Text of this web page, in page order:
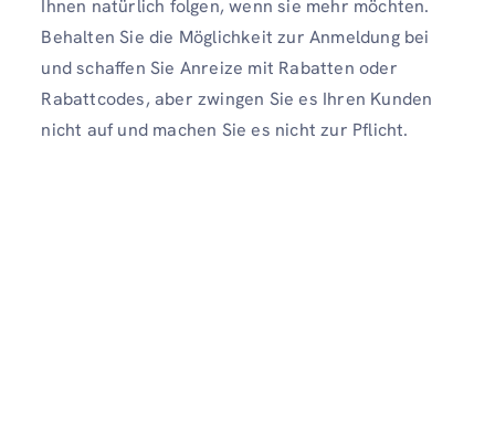
Ihnen natürlich folgen, wenn sie mehr möchten.
Behalten Sie die Möglichkeit zur Anmeldung bei
und schaffen Sie Anreize mit Rabatten oder
Rabattcodes, aber zwingen Sie es Ihren Kunden
nicht auf und machen Sie es nicht zur Pflicht.